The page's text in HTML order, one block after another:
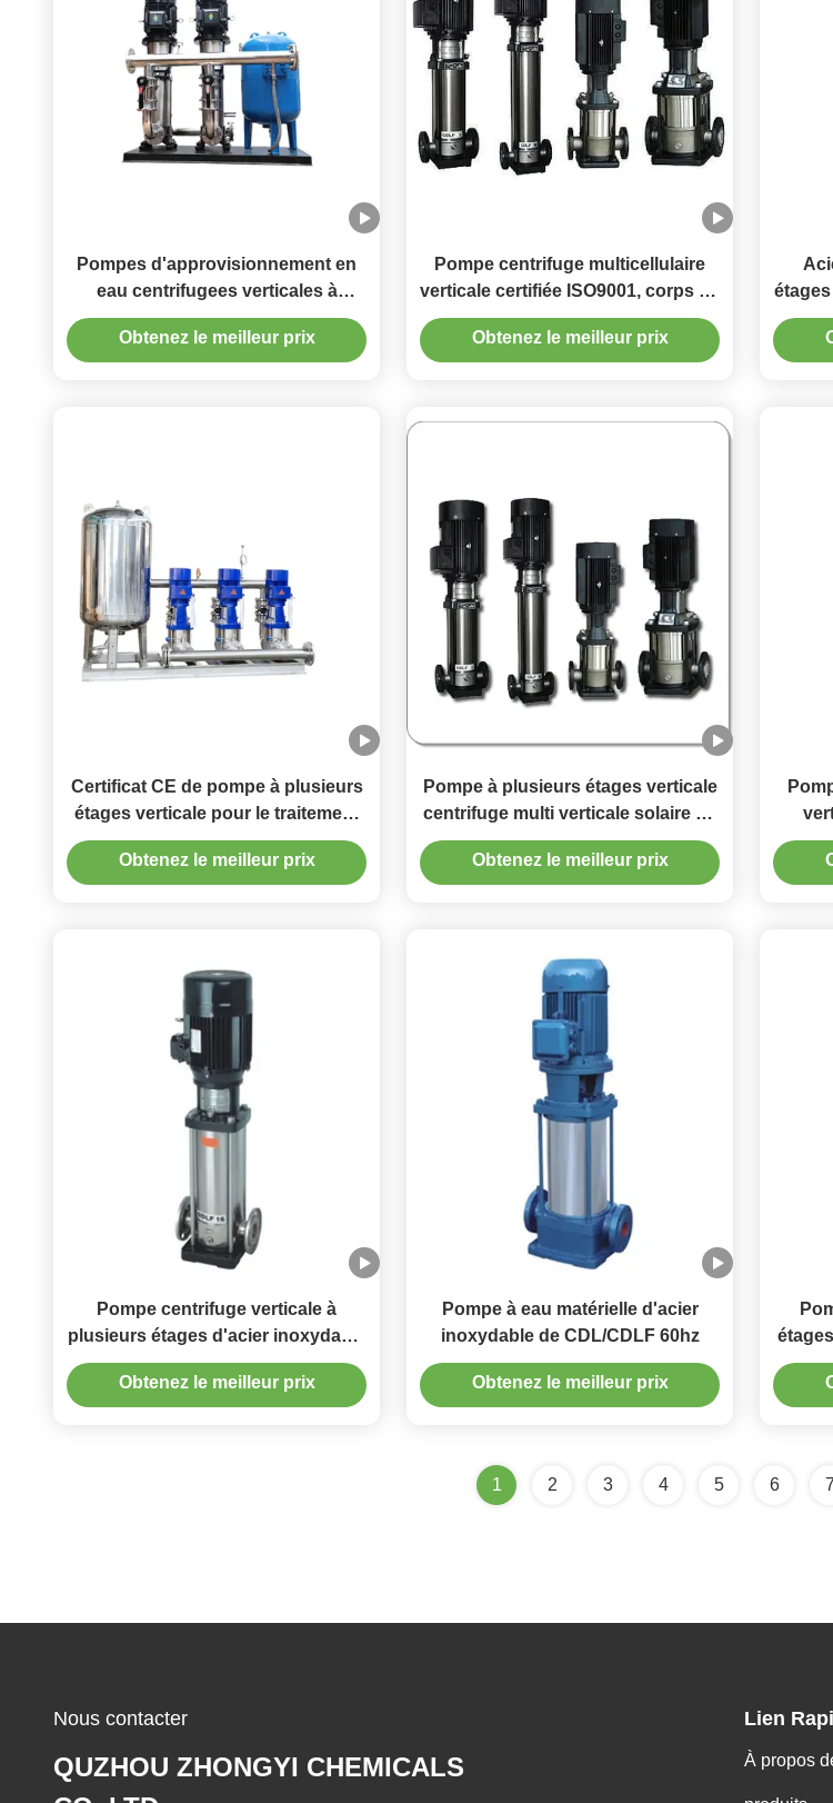
Pompes d'approvisionnement en
eau centrifugees verticales à
plusieurs étages en acier
inoxydable
Obtenez le meilleur prix
Pompe centrifuge multicellulaire
verticale certifiée ISO9001, corps en
acier inoxydable, hauteur
manométrique de 10 à 200 m, idéale
Obtenez le meilleur prix
Certificat CE de pompe à plusieurs
étages verticale pour le traitement
industriel des eaux
Obtenez le meilleur prix
Pompe à plusieurs étages verticale
centrifuge multi verticale solaire de
la pompe 200m3/H d'étape de
11KW 15HP
Obtenez le meilleur prix
CDL/
Pompe centrifuge verticale à
plusieurs étages d'acier inoxydable
de CDL/QDLF
Obtenez le meilleur prix
Pompe à eau matérielle d'acier
inoxydable de CDL/CDLF 60hz
Obtenez le meilleur prix
de
1 2 3 4 5 6 7
Nous contacter
QUZHOU ZHONGYI CHEMICALS
Lien
À propos